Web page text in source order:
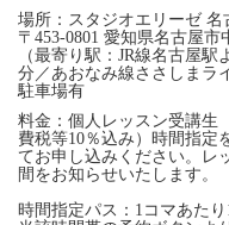
場所：スタジオエリーゼ 名
〒453-0801 愛知県名古屋市
（最寄り駅：JR線名古屋
分／あおなみ線ささしまラ
駐車場有
料金：個人レッスン受講生
費税等10％込み）時間指定
てお申し込みください。レ
間をお知らせいたします。
時間指定パス：1コマあた